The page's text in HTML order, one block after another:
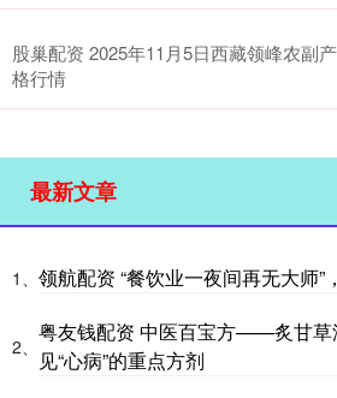
股巢配资 2025年11月5日西藏领峰农副
格行情
最新文章
1、 领航配资 “餐饮业一夜间再无大师
2、
粤友钱配资 中医百宝方——炙甘草
见“心病”的重点方剂